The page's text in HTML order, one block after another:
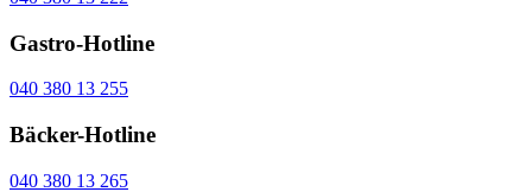
Gastro-Hotline
040 380 13 255
Bäcker-Hotline
040 380 13 265